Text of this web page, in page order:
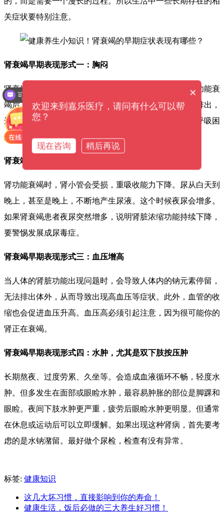
关症状要特别注意。
肾衰竭早期表现形式一：胸闷
肾衰竭之所以死亡率高，与肾血管疾病密切相关。患肾功能衰
竭后，可引起水钠潴留，代谢废物和多余水分不能及时排出，
进而在体内蓄积，易诱发心力衰竭，导致胸闷、心悸、呼吸困
难。
肾衰竭早期表现形式二：夜尿增多
肾功能衰竭时，肾小管会受损，重吸收能力下降。尿从白天到
晚上，甚至是晚上，不断地产生尿液。这个时候夜尿会增多。
如果肾衰竭患者夜尿突然增多，说明肾脏浓缩功能持续下降，
要警惕发展成尿毒症。
肾衰竭早期表现形式三：血压增高
当人体的肾脏功能出现问题时，会导致人体内的钠元素停留，
无法排出体外，从而导致出现高血压等症状。此外，血管的收
缩也会促进血压升高。血压高必须引起注意，因为很可能你的
肾正在衰竭。
肾衰竭早期表现形式四：水肿， 尤其是双下肢按压肿
长期熬夜、过度劳累、久坐等。会造成血液循环不畅，轻度水
肿。但多发生在面部或眼睑水肿，最容易肿胀的部位是脚踝和
眼睑。夜间下肢水肿更严重，疲劳后眼睑水肿更明显。但通常
在休息或运动后可以立即缓解。如果出现这种肾病，首先要考
虑的是水钠潴留。最好做个尿检，检查有没有异常。
标签: 健康知识
这几大坏习惯，直接影响到你的寿命！
健康生活，饭后必做的三大养生好习惯！
×
欢迎来到嘉乐医疗，请问有什么可以帮
您？
现在咨询 稍后再说